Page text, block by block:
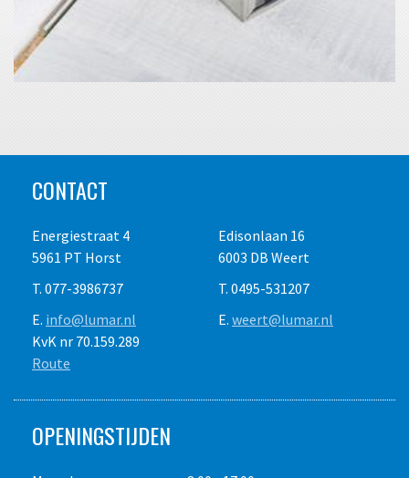
CONTACT
Energiestraat 4
5961 PT Horst
T. 077-3986737
E. info@lumar.nl
Edisonlaan 16
6003 DB Weert
T. 0495-531207
E. weert@lumar.nl
KvK nr 70.159.289
Route
OPENINGSTIJDEN